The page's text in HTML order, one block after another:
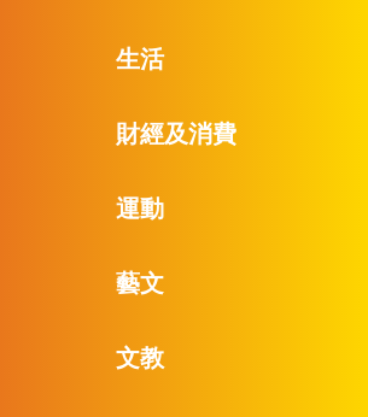
生活
財經及消費
運動
藝文
文教